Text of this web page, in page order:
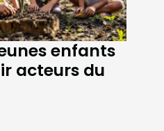
enfants
acteurs du